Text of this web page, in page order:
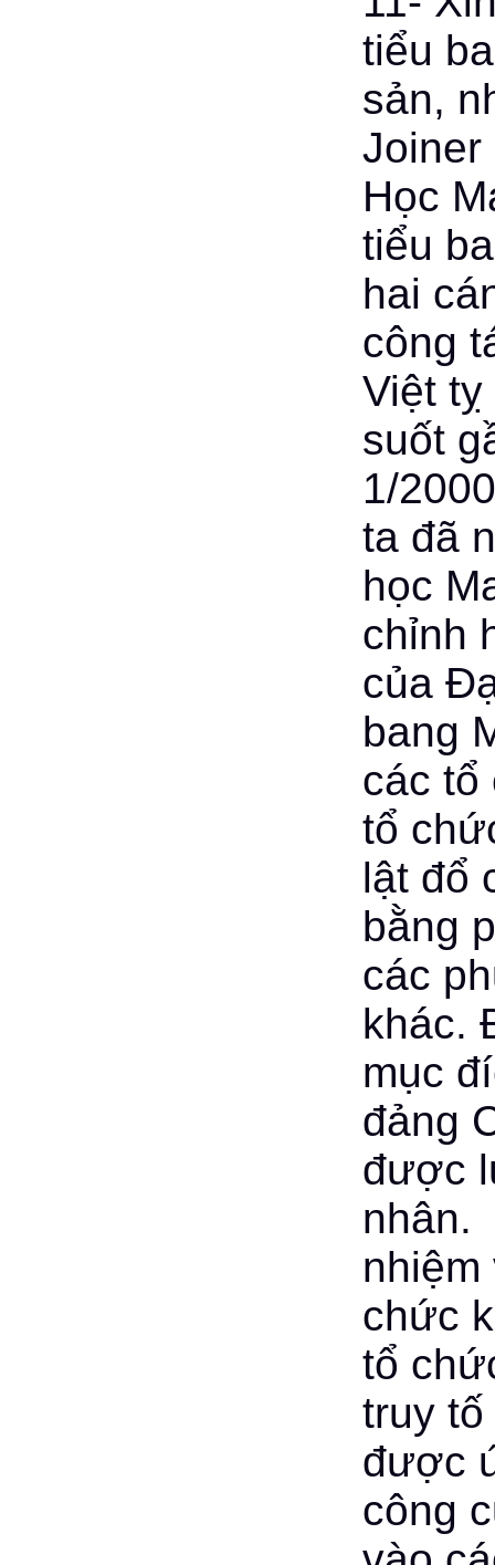
tiểu
sản,
Học
tiểu
hai
công
Việt tỵ
suốt
1/
ta đã
học
chỉnh
của
bang
các tổ
tổ
lật đổ
bằng
các
khác.
mục
đảng
được
nhân.
nhiệm
chức
tổ
truy
được
công